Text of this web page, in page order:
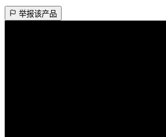
举报该产品